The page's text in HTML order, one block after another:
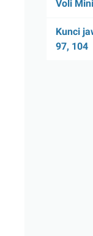
Voli Mini
Kunci
97, 104